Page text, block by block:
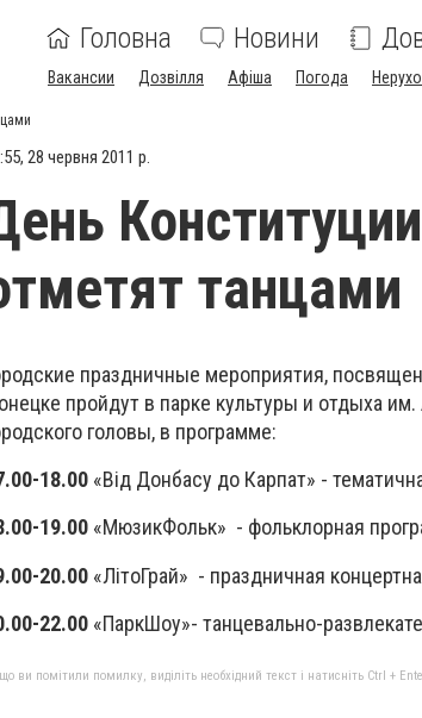
Головна Новини
Вакансии Дозвілля Афіша Погода
28 червня 2011 р.
танцами
праздничные мероприятия,
пройдут в парке культуры и отдыха
головы, в программе:
18.00 «Від Донбасу до Карпат» -
19.00 «МюзикФольк» - фольклорная
20.00 «ЛітоГрай» - праздничная
22.00 «ПаркШоу»- танцевально-
ви помітили помилку, виділіть необхідний текст і натисніть Ctrl +